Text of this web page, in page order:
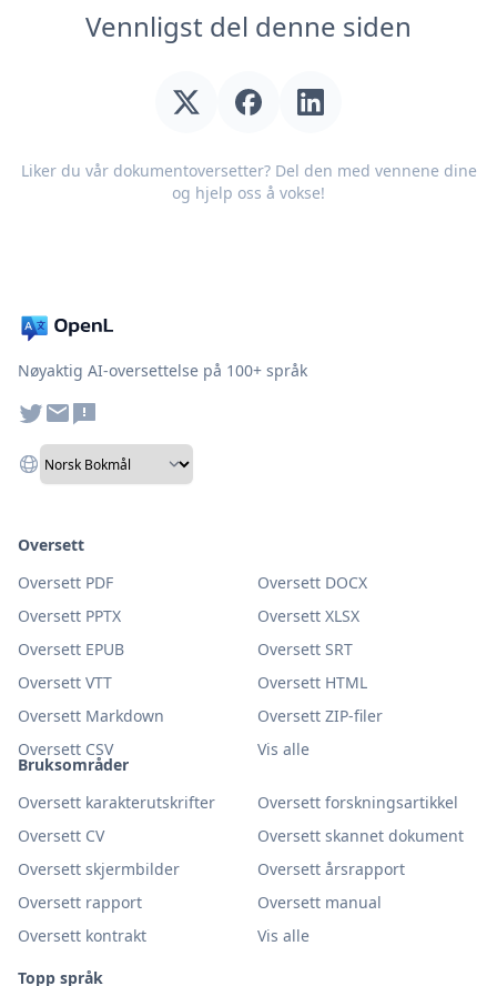
Vennligst del denne siden
Liker du vår dokumentoversetter? Del den med vennene dine
og hjelp oss å vokse!
Nøyaktig AI-oversettelse på 100+ språk
Bruksområder
Oversett karakterutskrifter
Oversett forskningsartikkel
Oversett CV
Oversett skannet dokument
Oversett skjermbilder
Oversett årsrapport
Oversett rapport
Oversett manual
Oversett kontrakt
Vis alle
Topp språk
Oversett
Oversett PDF
Oversett DOCX
Oversett PPTX
Oversett XLSX
Oversett EPUB
Oversett SRT
Oversett VTT
Oversett HTML
Oversett Markdown
Oversett ZIP-filer
Oversett CSV
Vis alle